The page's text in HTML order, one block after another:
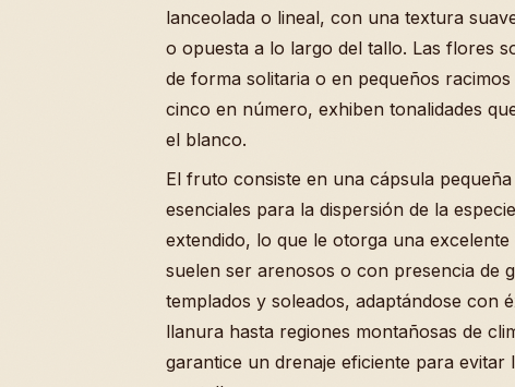
lanceolada o lineal, con una textura
o opuesta a lo largo del tallo. Las flores
de forma solitaria o en pequeños
cinco en número, exhiben tonalidades
el blanco.
El fruto consiste en una cápsula
esenciales para la dispersión de la
extendido, lo que le otorga una
suelen ser arenosos o con presencia de
templados y soleados, adaptándose con
llanura hasta regiones montañosas de
garantice un drenaje eficiente para evitar